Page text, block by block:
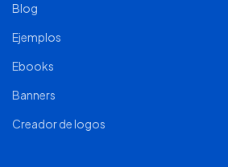
Blog
Ejemplos
Ebooks
Banners
Creador de logos